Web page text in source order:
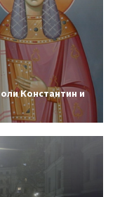
Константин и